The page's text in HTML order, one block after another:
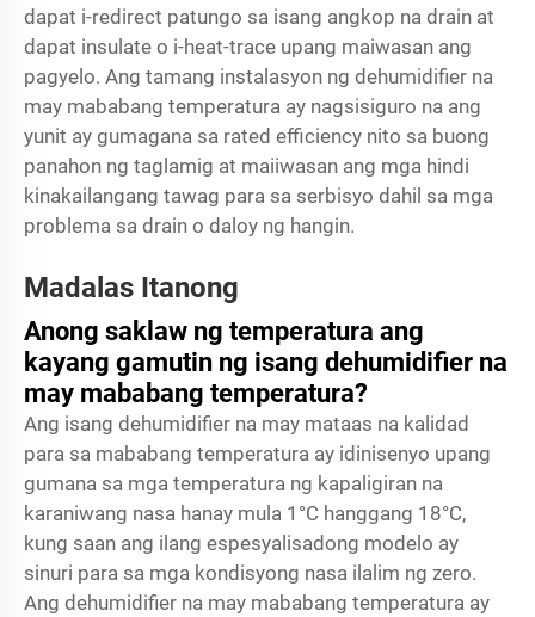
dapat i-redirect patungo sa isang angkop na drain at
dapat insulate o i-heat-trace upang maiwasan ang
pagyelo. Ang tamang instalasyon ng dehumidifier na
may mababang temperatura ay nagsisiguro na ang
yunit ay gumagana sa rated efficiency nito sa buong
panahon ng taglamig at maiiwasan ang mga hindi
kinakailangang tawag para sa serbisyo dahil sa mga
problema sa drain o daloy ng hangin.
Madalas Itanong
Anong saklaw ng temperatura ang
kayang gamutin ng isang dehumidifier na
may mababang temperatura?
Ang isang dehumidifier na may mataas na kalidad
para sa mababang temperatura ay idinisenyo upang
gumana sa mga temperatura ng kapaligiran na
karaniwang nasa hanay mula 1°C hanggang 18°C,
kung saan ang ilang espesyalisadong modelo ay
sinuri para sa mga kondisyong nasa ilalim ng zero.
Ang dehumidifier na may mababang temperatura ay